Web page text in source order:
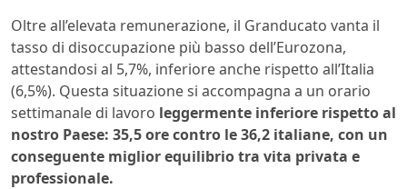
Oltre all’elevata remunerazione, il Granducato vanta il
tasso di disoccupazione più basso dell’Eurozona,
attestandosi al 5,7%, inferiore anche rispetto all’Italia
(6,5%). Questa situazione si accompagna a un orario
settimanale di lavoro leggermente inferiore rispetto al
nostro Paese: 35,5 ore contro le 36,2 italiane, con un
conseguente miglior equilibrio tra vita privata e
professionale.